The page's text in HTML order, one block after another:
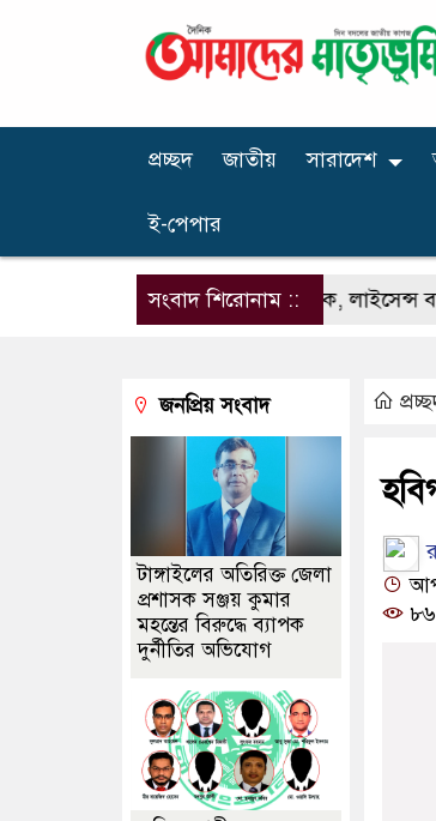
প্রচ্ছদ জাতীয় সারাদেশ
ই-পেপার
সংবাদ শিরোনাম ::
দেখছিলেন সরকারি চিকিৎসক, লাইসেন্স বাতিল ও
জনপ্রিয় সংবাদ
টাঙ্গাইলের অতিরিক্ত জেলা
প্রশাসক সঞ্জয় কুমার
মহন্তের বিরুদ্ধে ব্যাপক
দুর্নীতির অভিযোগ